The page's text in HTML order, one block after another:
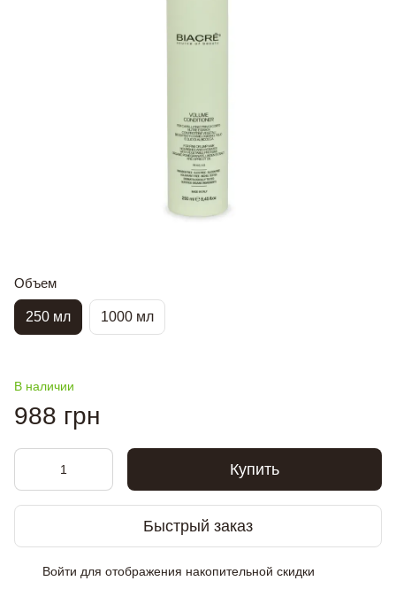
Объем
250 мл 1000 мл
В наличии
988 грн
Купить
Быстрый заказ
Войти для отображения накопительной скидки